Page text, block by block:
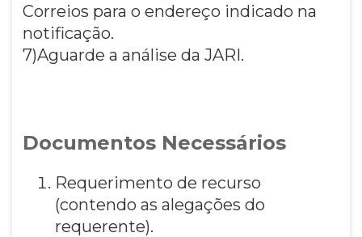
Correios para o endereço indicado na
notificação.
7)Aguarde a análise da JARI.
Documentos Necessários
Requerimento de recurso
(contendo as alegações do
requerente).